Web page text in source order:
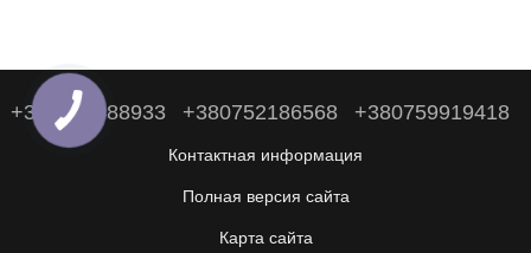
+380938488933 +380752186568 +380759919418
Контактная информация
Полная версия сайта
Карта сайта